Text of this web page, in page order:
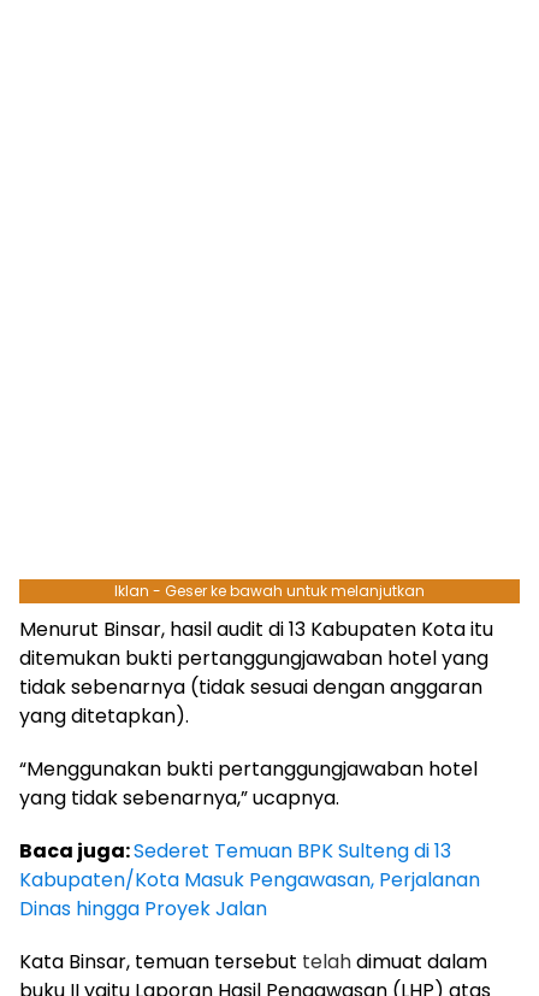
Iklan - Geser ke bawah untuk melanjutkan
Menurut Binsar, hasil audit di 13 Kabupaten Kota itu
ditemukan bukti pertanggungjawaban hotel yang
tidak sebenarnya (tidak sesuai dengan anggaran
yang ditetapkan).
“Menggunakan bukti pertanggungjawaban hotel
yang tidak sebenarnya,” ucapnya.
Baca juga:Sederet Temuan BPK Sulteng di 13
Kabupaten/Kota Masuk Pengawasan, Perjalanan
Dinas hingga Proyek Jalan
Kata Binsar, temuan tersebut telahdimuat dalam